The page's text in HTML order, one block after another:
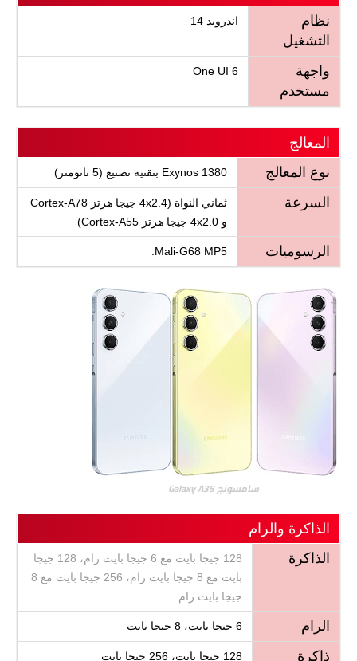
نظام
التشغيل
اندرويد 14
واجهة
مستخدم
One UI 6
المعالج
نوع المعالج
Exynos 1380 بتقنية تصنيع (5 نانومتر)
السرعة
ثماني النواة (4x2.4 جيجا هرتز Cortex-A78
و 4x2.0 جيجا هرتز Cortex-A55)
الرسوميات Mali-G68 MP5.
سامسونج Galaxy A35
الذاكرة والرام
الذاكرة
128 جيجا بايت مع 6 جيجا بايت رام، 128 جيجا
بايت مع 8 جيجا بايت رام، 256 جيجا بايت مع 8
جيجا بايت رام
الرام 6 جيجا بايت، 8 جيجا بايت
ذاكرة 128 جيجا بايت، 256 جيجا بايت